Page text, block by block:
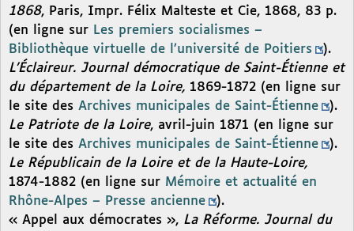
1868, Paris, Impr. Félix Malteste et Cie, 1868, 83 p.
(en ligne sur Les premiers socialismes –
Bibliothèque virtuelle de l’université de Poitiers
).
L’Éclaireur. Journal démocratique de Saint-Étienne et
du département de la Loire, 1869-1872 (en ligne sur
le site des Archives municipales de Saint-Étienne
).
Le Patriote de la Loire, avril-juin 1871 (en ligne sur
le site des Archives municipales de Saint-Étienne
).
Le Républicain de la Loire et de la Haute-Loire,
1874-1882 (en ligne sur Mémoire et actualité en
Rhône-Alpes – Presse ancienne
).
« Appel aux démocrates », La Réforme. Journal du